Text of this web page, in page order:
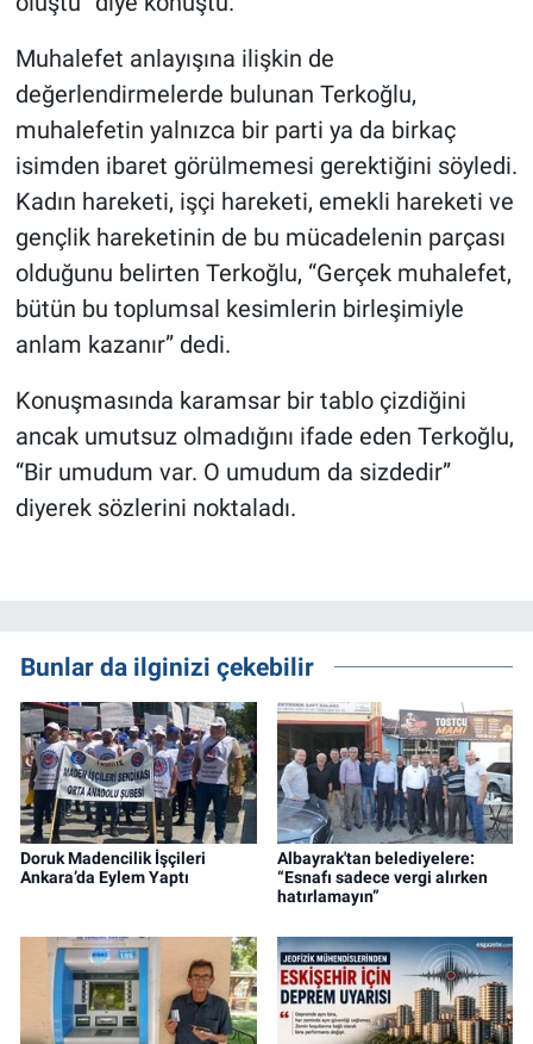
Muhalefet anlayışına ilişkin de
değerlendirmelerde bulunan Terkoğlu,
muhalefetin yalnızca bir parti ya da birkaç
isimden ibaret görülmemesi gerektiğini söyledi.
Kadın hareketi, işçi hareketi, emekli hareketi ve
gençlik hareketinin de bu mücadelenin parçası
olduğunu belirten Terkoğlu, “Gerçek muhalefet,
bütün bu toplumsal kesimlerin birleşimiyle
anlam kazanır” dedi.
Konuşmasında karamsar bir tablo çizdiğini
ancak umutsuz olmadığını ifade eden Terkoğlu,
“Bir umudum var. O umudum da sizdedir”
diyerek sözlerini noktaladı.
Bunlar da ilginizi çekebilir
Doruk Madencilik İşçileri
Ankara’da Eylem Yaptı
Albayrak'tan belediyelere:
“Esnafı sadece vergi alırken
hatırlamayın”